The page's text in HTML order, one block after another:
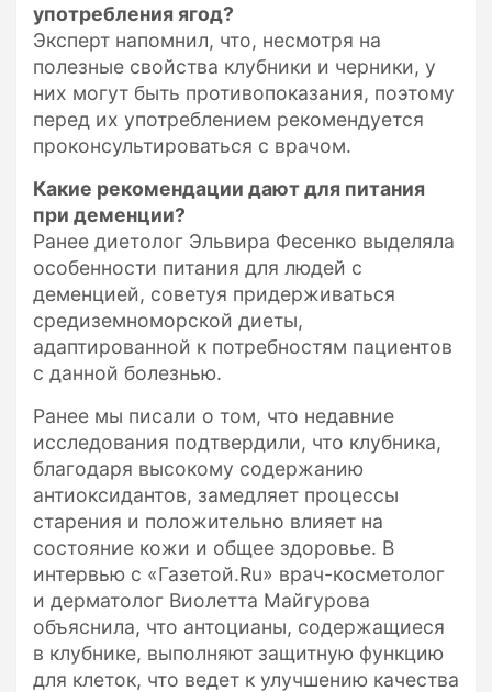
употребления ягод?
Эксперт напомнил, что, несмотря на
полезные свойства клубники и черники, у
них могут быть противопоказания, поэтому
перед их употреблением рекомендуется
проконсультироваться с врачом.
Какие рекомендации дают для питания
при деменции?
Ранее диетолог Эльвира Фесенко выделяла
особенности питания для людей с
деменцией, советуя придерживаться
средиземноморской диеты,
адаптированной к потребностям пациентов
с данной болезнью.
Ранее мы писали о том, что недавние
исследования подтвердили, что клубника,
благодаря высокому содержанию
антиоксидантов, замедляет процессы
старения и положительно влияет на
состояние кожи и общее здоровье. В
интервью с «Газетой.Ru» врач-косметолог
и дерматолог Виолетта Майгурова
объяснила, что антоцианы, содержащиеся
в клубнике, выполняют защитную функцию
для клеток, что ведет к улучшению качества